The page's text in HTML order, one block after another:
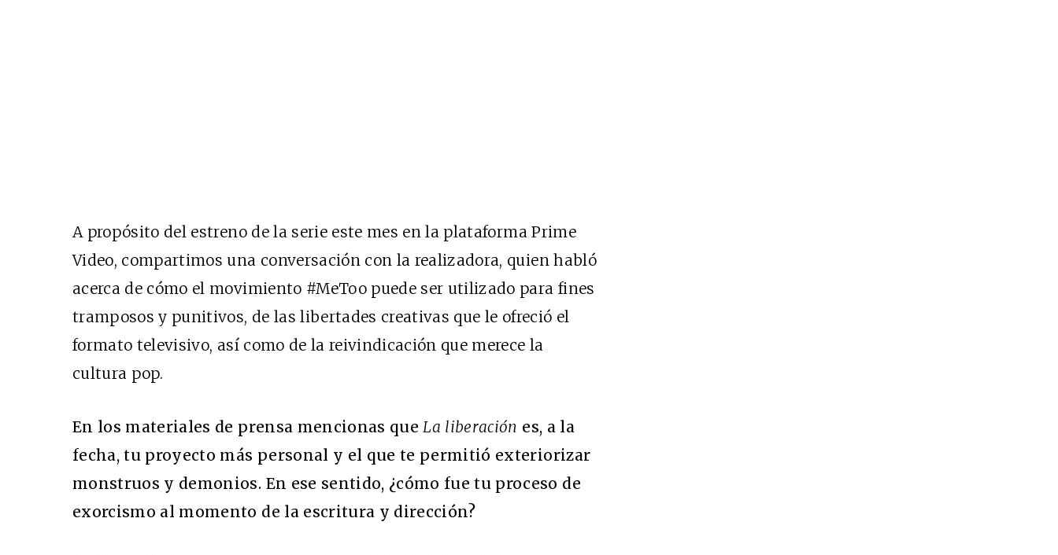
A propósito del estreno de la serie este mes en la plataforma Prime
Video, compartimos una conversación con la realizadora, quien habló
acerca de cómo el movimiento #MeToo puede ser utilizado para fines
tramposos y punitivos, de las libertades creativas que le ofreció el
formato televisivo, así como de la reivindicación que merece la
cultura pop.
En los materiales de prensa mencionas queLa liberación es, a la
fecha, tu proyecto más personal y el que te permitió exteriorizar
monstruos y demonios. En ese sentido, ¿cómo fue tu proceso de
exorcismo al momento de la escritura y dirección?